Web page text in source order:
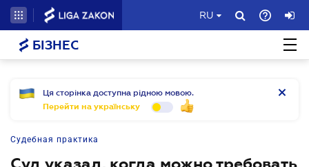
RU
БІЗНЕС
Ця сторінка доступна рідною мовою.
Перейти на українську
Судебная практика